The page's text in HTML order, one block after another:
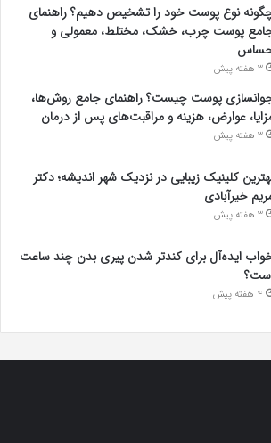
نوع پوست خود را تشخیص دهیم؟ راهنمای
پوست چرب، خشک، مختلط، معمولی و
3 هفته پیش
پوست چیست؟ راهنمای جامع روش‌ها،
عوارض، هزینه و مراقبت‌های پس از درمان
3 هفته پیش
کلینیک زیبایی در نزدیک شهر اندیشه؛ دکتر
خیرآبادی
3 هفته پیش
ایده‌آل برای کندتر شدن پیری بدن چند ساعت
4 هفته پیش